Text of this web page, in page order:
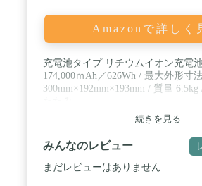
Amazonで詳しく
充電池タイプ リチウムイオン充電
174,000ｍAh／626Wh / 最大外形寸
300mm×192mm×193mm / 質量
続きを見る
みんなのレビュー
まだレビューはありません